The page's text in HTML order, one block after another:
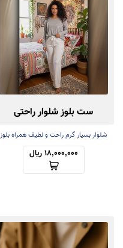
ست بلوز شلوار راحتی
شلوار بسیار گرم راحت و لطیف همراه بلوز
سبک
18,000,000 ریال